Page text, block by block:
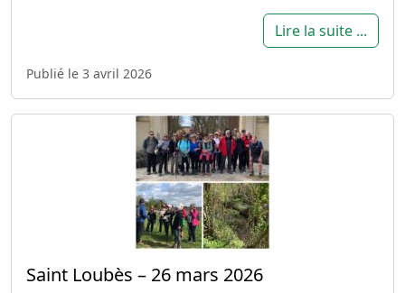
Lire la suite ...
Publié le 3 avril 2026
Saint Loubès – 26 mars 2026